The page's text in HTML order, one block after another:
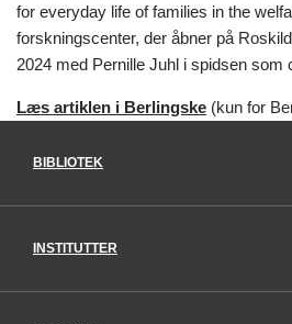
for everyday life of families in the
forskningscenter, der åbner på
2024 med Pernille Juhl i spidsen som
Læs artiklen i Berlingske (kun for
BIBLIOTEK
INSTITUTTER